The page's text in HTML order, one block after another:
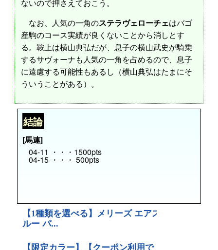
ないので押さえておこう。
なお、人気の一角のステラヴェローチェはバゴ
産駒のコース実績が良くないことから消しとす
る。鞍上は横山典弘だが、息子の横山武史が騎乗
するサヴォーナも人気の一角を占めるので、息子
に遠慮する可能性もあるし（横山典弘はたまにそ
ういうことがある）。
結論
[馬連]
04-11 ・・・1500pts
04-15 ・・・ 500pts